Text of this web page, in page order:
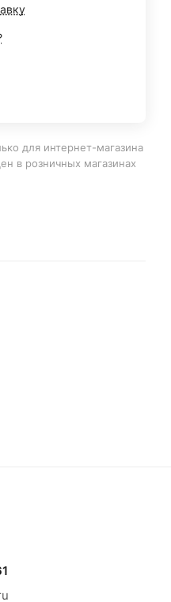
для интернет-магазина
в розничных магазинах